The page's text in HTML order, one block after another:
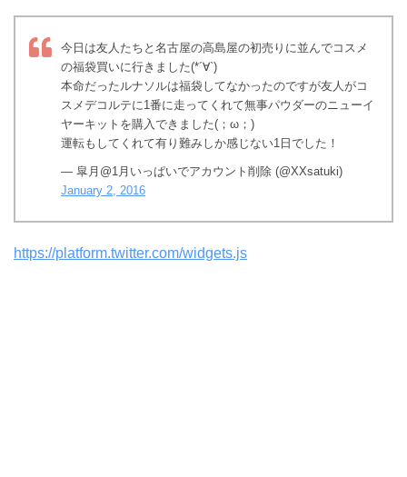
今日は友人たちと名古屋の高島屋の初売りに並んでコスメ
の福袋買いに行きました(*´∀`)
本命だったルナソルは福袋してなかったのですが友人がコ
スメデコルテに1番に走ってくれて無事パウダーのニューイ
ヤーキットを購入できました(；ω；)
運転もしてくれて有り難みしか感じない1日でした！
— 皐月@1月いっぱいでアカウント削除 (@XXsatuki)
January 2, 2016
https://platform.twitter.com/widgets.js